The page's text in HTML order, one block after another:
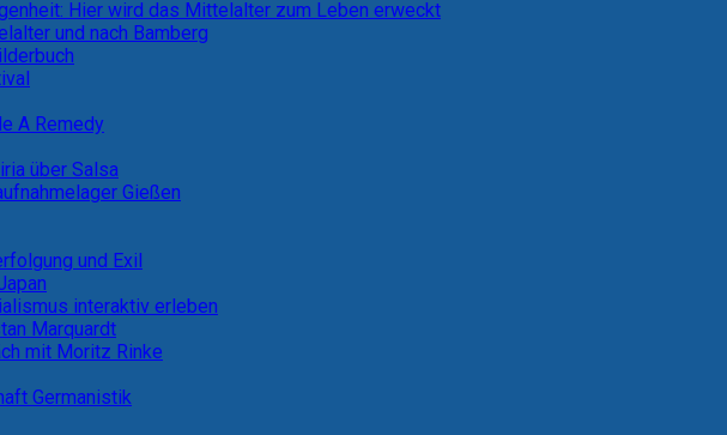
Hier wird das Mittelalter zum Leben erweckt
und nach Bamberg
A Remedy
über Salsa
Gießen
und Exil
interaktiv erleben
Marquardt
mit Moritz Rinke
Germanistik